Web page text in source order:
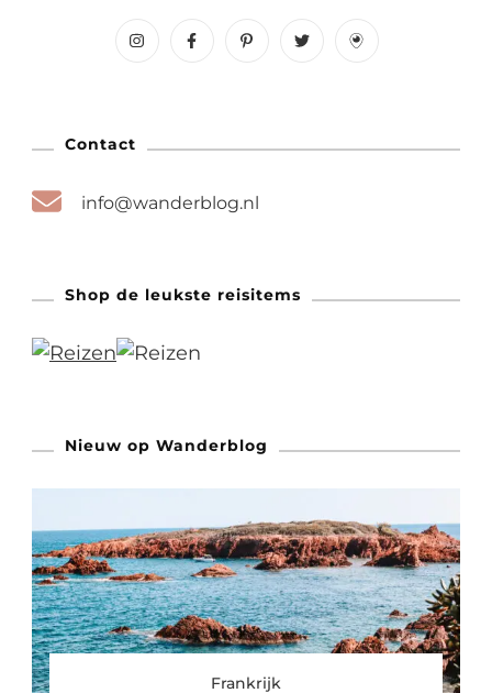
Contact
info@wanderblog.nl
Shop de leukste reisitems
Nieuw op Wanderblog
Frankrijk